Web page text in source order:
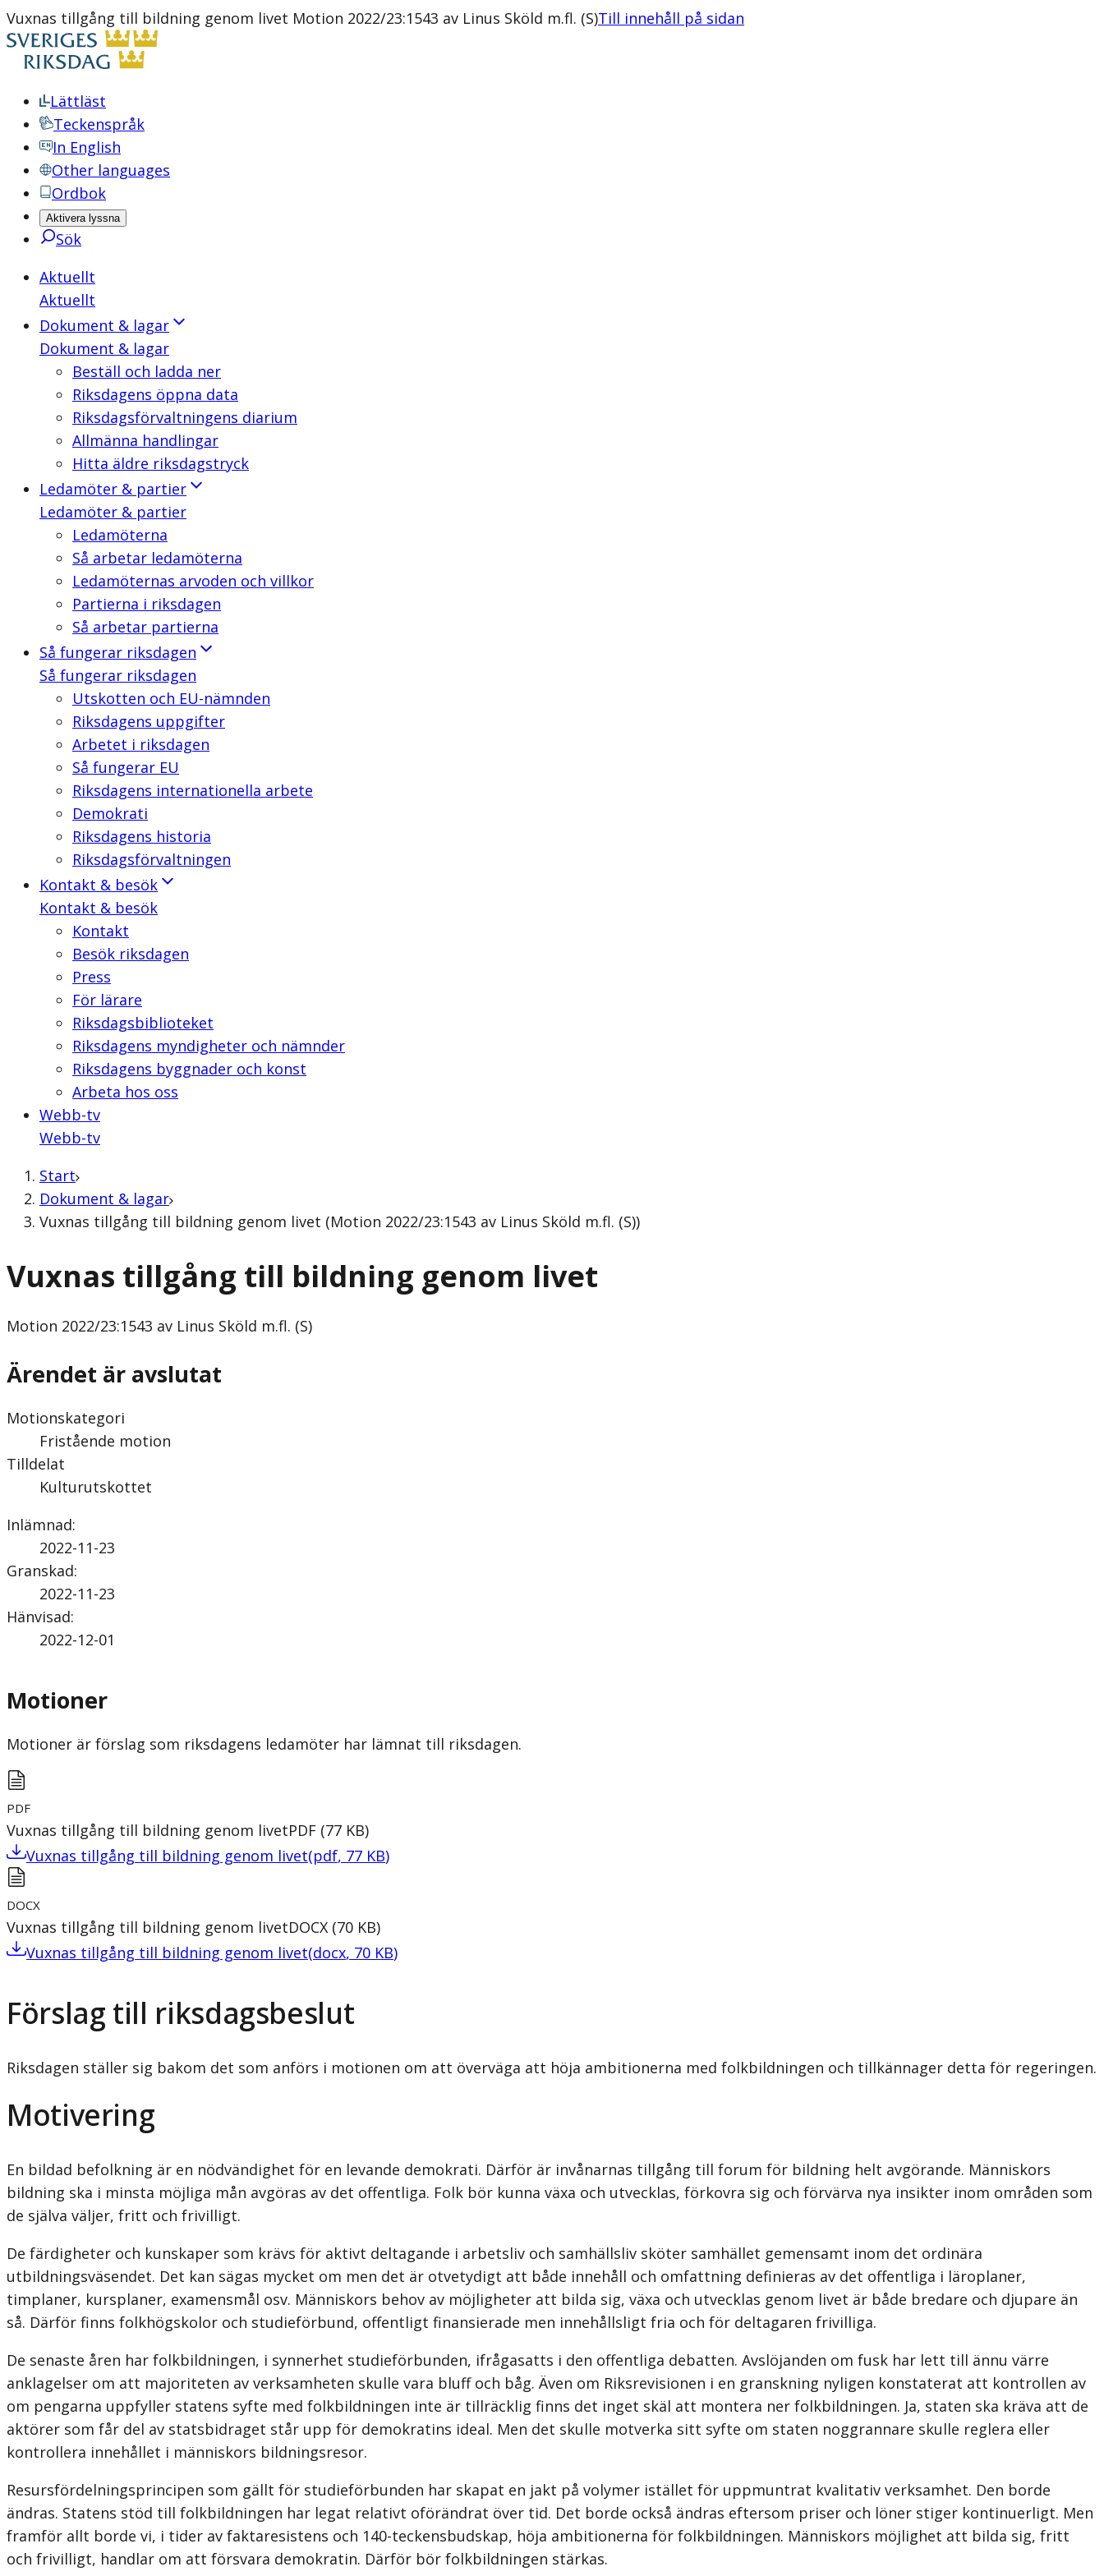
Vuxnas tillgång till bildning genom livet Motion 2022/23:1543 av Linus Sköld m.fl. (S)Till innehåll på sidan
Lättläst
Teckenspråk
In English
Other languages
Ordbok
Aktivera lyssna
Sök
Aktuellt
Aktuellt
Dokument & lagar
Dokument & lagar
Beställ och ladda ner
Riksdagens öppna data
Riksdagsförvaltningens diarium
Allmänna handlingar
Hitta äldre riksdagstryck
Ledamöter & partier
Ledamöter & partier
Ledamöterna
Så arbetar ledamöterna
Ledamöternas arvoden och villkor
Partierna i riksdagen
Så arbetar partierna
Så fungerar riksdagen
Så fungerar riksdagen
Utskotten och EU-nämnden
Riksdagens uppgifter
Arbetet i riksdagen
Så fungerar EU
Riksdagens internationella arbete
Demokrati
Riksdagens historia
Riksdagsförvaltningen
Kontakt & besök
Kontakt & besök
Kontakt
Besök riksdagen
Press
För lärare
Riksdagsbiblioteket
Riksdagens myndigheter och nämnder
Riksdagens byggnader och konst
Arbeta hos oss
Webb-tv
Webb-tv
Start
Dokument & lagar
Vuxnas tillgång till bildning genom livet (Motion 2022/23:1543 av Linus Sköld m.fl. (S))
Vuxnas tillgång till bildning genom livet
Motion 2022/23:1543 av Linus Sköld m.fl. (S)
Ärendet är avslutat
Motionskategori
Fristående motion
Tilldelat
Kulturutskottet
Inlämnad:
2022-11-23
Granskad:
2022-11-23
Hänvisad:
2022-12-01
Motioner
Motioner är förslag som riksdagens ledamöter har lämnat till riksdagen.
PDF
Vuxnas tillgång till bildning genom livetPDF (77 KB)
Vuxnas tillgång till bildning genom livet(pdf, 77 KB)
DOCX
Vuxnas tillgång till bildning genom livetDOCX (70 KB)
Vuxnas tillgång till bildning genom livet(docx, 70 KB)
Förslag till riksdagsbeslut
Riksdagen ställer sig bakom det som anförs i motionen om att överväga att höja ambitionerna med folkbildningen och tillkännager detta för regeringen.
Motivering
En bildad befolkning är en nödvändighet för en levande demokrati. Därför är invånarnas tillgång till forum för bildning helt avgörande. Människors
bildning ska i minsta möjliga mån avgöras av det offentliga. Folk bör kunna växa och utvecklas, förkovra sig och förvärva nya insikter inom områden som
de själva väljer, fritt och frivilligt.
De färdigheter och kunskaper som krävs för aktivt deltagande i arbetsliv och sam­hällsliv sköter samhället gemensamt inom det ordinära
utbildningsväsendet. Det kan sägas mycket om men det är otvetydigt att både innehåll och omfattning definieras av det offentliga i läroplaner,
timplaner, kursplaner, examensmål osv. Människors behov av möjligheter att bilda sig, växa och utvecklas genom livet är både bredare och djupare än
så. Därför finns folkhögskolor och studieförbund, offentligt finansierade men inne­hållsligt fria och för deltagaren frivilliga.
De senaste åren har folkbildningen, i synnerhet studieförbunden, ifrågasatts i den offentliga debatten. Avslöjanden om fusk har lett till ännu värre
anklagelser om att majoriteten av verksamheten skulle vara bluff och båg. Även om Riksrevisionen i en granskning nyligen konstaterat att kontrollen av
om pengarna uppfyller statens syfte med folkbildningen inte är tillräcklig finns det inget skäl att montera ner folkbildningen. Ja, staten ska kräva att de
aktörer som får del av statsbidraget står upp för demokratins ideal. Men det skulle motverka sitt syfte om staten noggrannare skulle reglera eller
kontrollera innehållet i människors bildningsresor.
Resursfördelningsprincipen som gällt för studieförbunden har skapat en jakt på volymer istället för uppmuntrat kvalitativ verksamhet. Den borde
ändras. Statens stöd till folkbildningen har legat relativt oförändrat över tid. Det borde också ändras eftersom priser och löner stiger kontinuerligt. Men
framför allt borde vi, i tider av faktaresistens och 140-teckensbudskap, höja ambitionerna för folkbildningen. Människors möjlighet att bilda sig, fritt
och frivilligt, handlar om att försvara demokratin. Därför bör folkbildningen stärkas.